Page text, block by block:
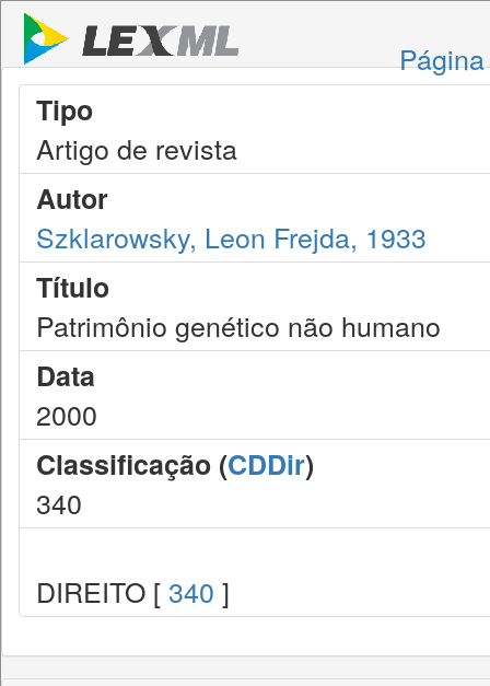
Tipo
Artigo de revista
Autor
Szklarowsky, Leon Frejda, 1933
Título
Patrimônio genético não humano
Data
2000
Classificação (CDDir)
340
DIREITO [ 340 ]